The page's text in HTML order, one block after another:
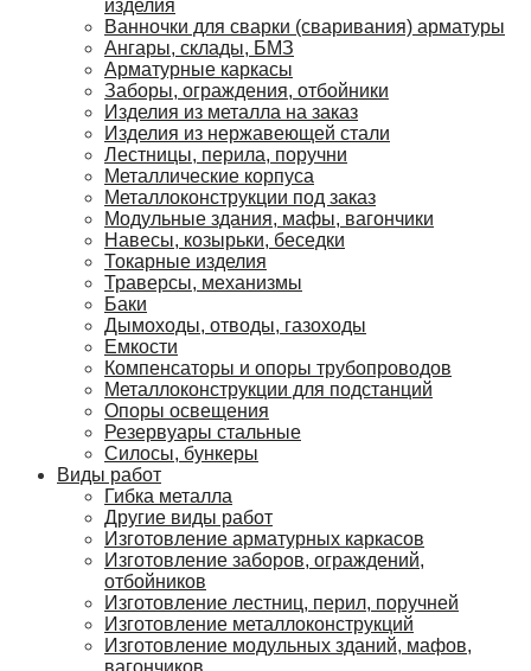
изделия
Ванночки для сварки (сваривания) арматуры
Ангары, склады, БМЗ
Арматурные каркасы
Заборы, ограждения, отбойники
Изделия из металла на заказ
Изделия из нержавеющей стали
Лестницы, перила, поручни
Металлические корпуса
Металлоконструкции под заказ
Модульные здания, мафы, вагончики
Навесы, козырьки, беседки
Токарные изделия
Траверсы, механизмы
Баки
Дымоходы, отводы, газоходы
Емкости
Компенсаторы и опоры трубопроводов
Металлоконструкции для подстанций
Опоры освещения
Резервуары стальные
Силосы, бункеры
Виды работ
Гибка металла
Другие виды работ
Изготовление арматурных каркасов
Изготовление заборов, ограждений,
отбойников
Изготовление лестниц, перил, поручней
Изготовление металлоконструкций
Изготовление модульных зданий, мафов,
вагончиков